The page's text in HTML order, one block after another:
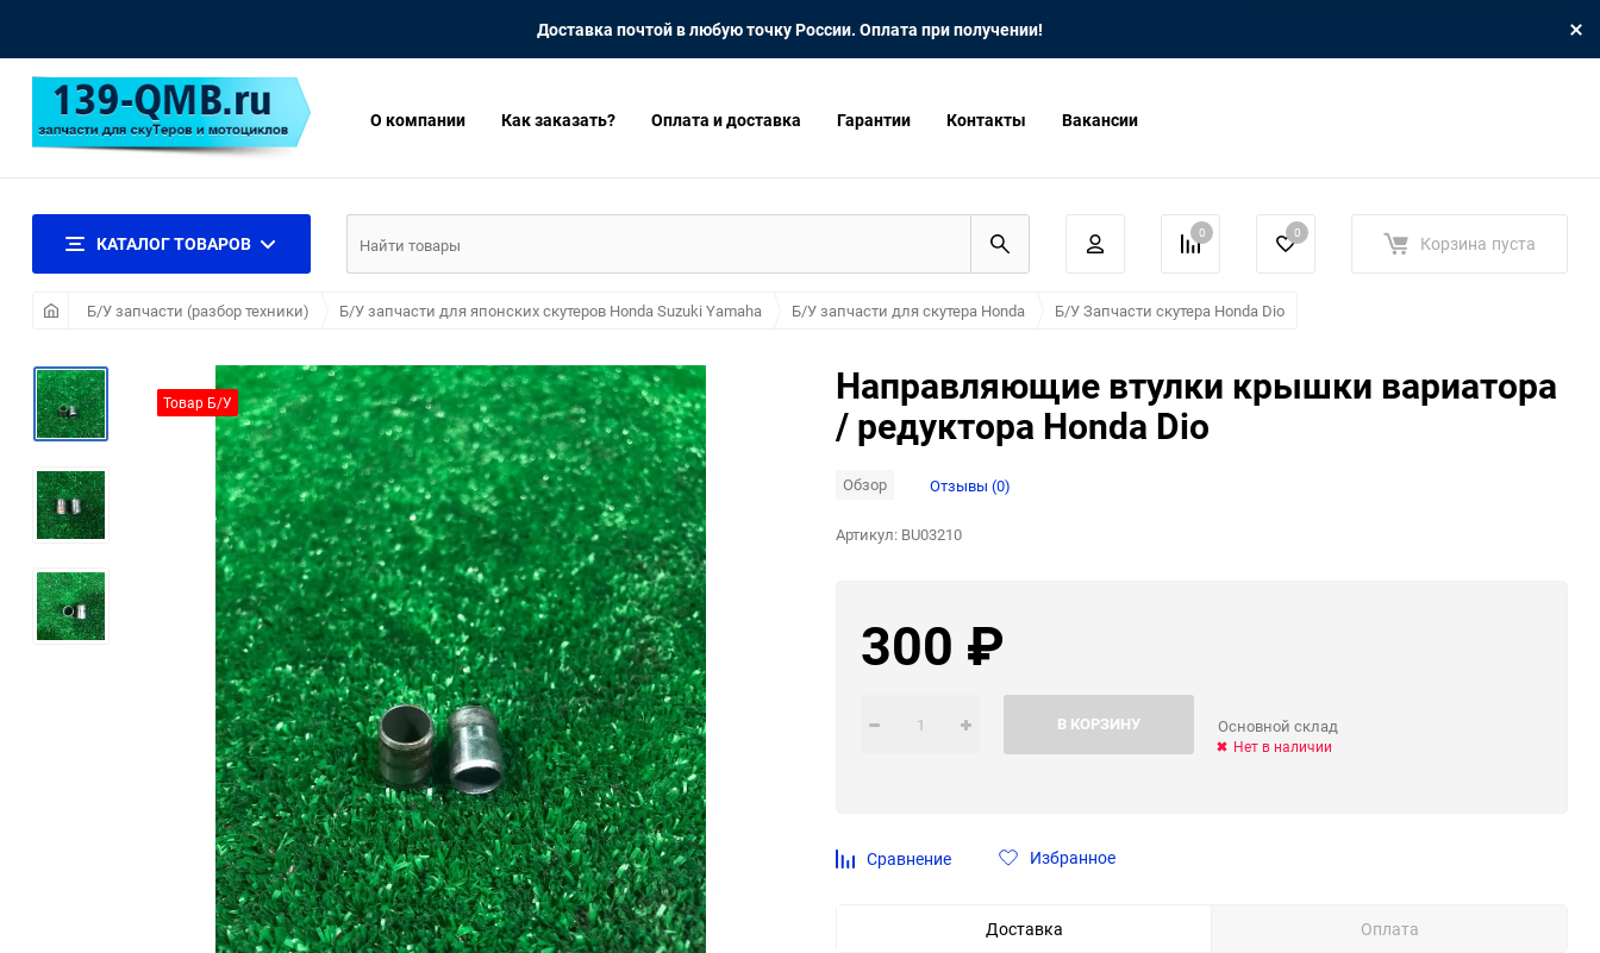
Доставка почтой в любую точку России. Оплата при получении!
О компании Как заказать? Оплата и доставка Гарантии Контакты Вакансии
КАТАЛОГ ТОВАРОВ 0 0 Корзина пуста
Б/У запчасти (разбор техники) Б/У запчасти для японских скутеров Honda Suzuki Yamaha Б/У запчасти для скутера Honda Б/У Запчасти скутера Honda Dio
Товар Б/У
Направляющие втулки крышки вариатора
/ редуктора Honda Dio
Обзор Отзывы (0)
Артикул: BU03210
300 ₽
В КОРЗИНУ Основной склад
Нет в наличии
Сравнение Избранное
Доставка Оплата